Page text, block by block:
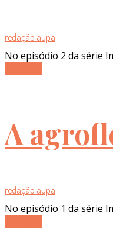
redação aupa
No episódio 2 da série
A
redação aupa
No episódio 1 da série